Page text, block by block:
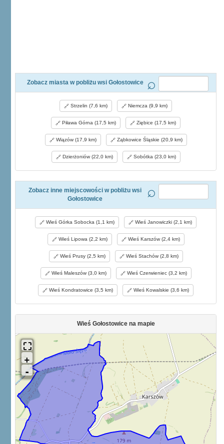
Zobacz miasta w pobliżu wsi Gołostowice
Strzelin (7,6 km) Niemcza (9,9 km)
Piława Górna (17,5 km) Ziębice (17,5 km)
Wiązów (17,9 km) Ząbkowice Śląskie (20,9 km)
Dzierżoniów (22,0 km) Sobótka (23,0 km)
Zobacz inne miejscowości w pobliżu wsi
Gołostowice
Wieś Górka Sobocka (1,1 km) Wieś Janowiczki (2,1 km)
Wieś Lipowa (2,2 km) Wieś Karszów (2,4 km)
Wieś Prusy (2,5 km) Wieś Stachów (2,8 km)
Wieś Maleszów (3,0 km) Wieś Czerwieniec (3,2 km)
Wieś Kondratowice (3,5 km) Wieś Kowalskie (3,6 km)
Wieś Gołostowice na mapie